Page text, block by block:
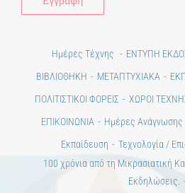
Ημέρες Τέχνης ΕΝΤΥΠΗ
ΒΙΒΛΙΟΘΗΚΗ
ΜΕΤΑΠΤΥΧΙΑΚΑ
ΠΟΛΙΤΙΣΤΙΚΟΙ ΦΟΡΕΙΣ
ΧΩΡΟΙ
ΕΠΙΚΟΙΝΩΝΙΑ
Ημέρες Ανάγνωσης
Εκπαίδευση
Τεχνολογία /
100 χρόνια από τη Μικρασιατική
Εκδηλώσεις.